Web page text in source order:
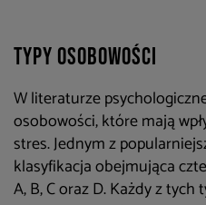
Typy osobowości
W literaturze
osobowości, które mają
stres. Jednym z
klasyfikacja obejmująca
A, B, C oraz D. Każdy z